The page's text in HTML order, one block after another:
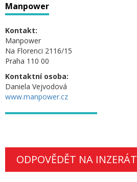
Manpower
Kontakt:
Manpower
Na Florenci 2116/15
Praha 110 00
Kontaktní osoba:
Daniela Vejvodová
www.manpower.cz
ODPOVĚDĚT NA INZERÁT